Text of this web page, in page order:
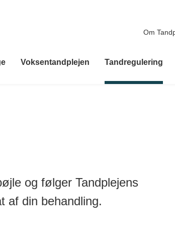
Om
Voksentandplejen Tandregulering
og følger Tandplejens
af din behandling.